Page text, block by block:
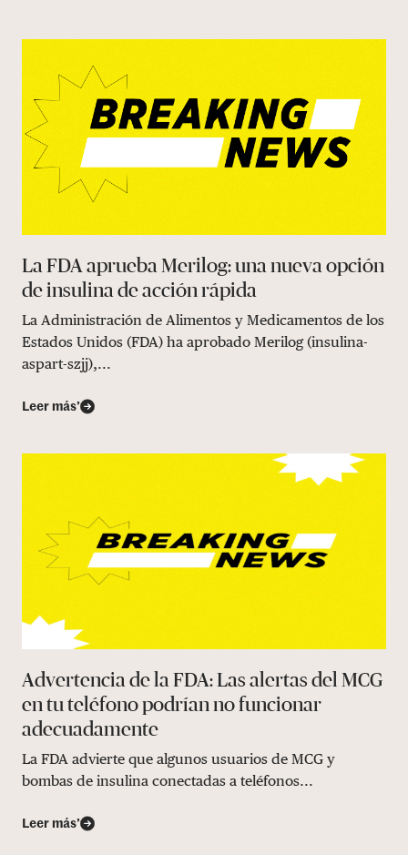
La FDA aprueba Merilog: una nueva opción
de insulina de acción rápida
La Administración de Alimentos y Medicamentos de los
Estados Unidos (FDA) ha aprobado Merilog (insulina-
aspart-szjj),...
Leer más’
Advertencia de la FDA: Las alertas del MCG
en tu teléfono podrían no funcionar
adecuadamente
La FDA advierte que algunos usuarios de MCG y
bombas de insulina conectadas a teléfonos...
Leer más’